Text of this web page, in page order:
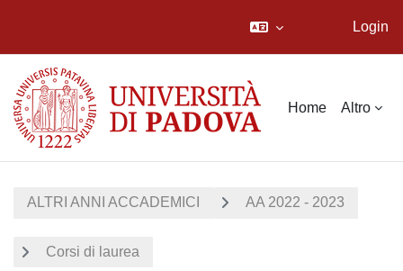
Login
Home Altro
ALTRI ANNI ACCADEMICI AA 2022 - 2023
Corsi di laurea